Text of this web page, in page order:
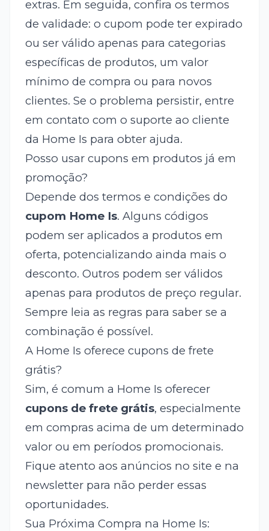
extras. Em seguida, confira os termos
de validade: o cupom pode ter expirado
ou ser válido apenas para categorias
específicas de produtos, um valor
mínimo de compra ou para novos
clientes. Se o problema persistir, entre
em contato com o suporte ao cliente
da Home Is para obter ajuda.
Posso usar cupons em produtos já em
promoção?
Depende dos termos e condições do
cupom Home Is. Alguns códigos
podem ser aplicados a produtos em
oferta, potencializando ainda mais o
desconto. Outros podem ser válidos
apenas para produtos de preço regular.
Sempre leia as regras para saber se a
combinação é possível.
A Home Is oferece cupons de frete
grátis?
Sim, é comum a Home Is oferecer
cupons de frete grátis, especialmente
em compras acima de um determinado
valor ou em períodos promocionais.
Fique atento aos anúncios no site e na
newsletter para não perder essas
oportunidades.
Sua Próxima Compra na Home Is: